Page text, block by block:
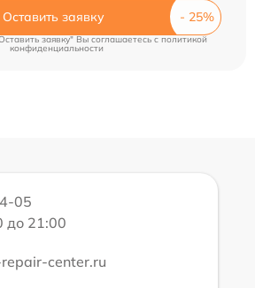
Оставить заявку
заявку" Вы соглашаетесь cполитикой
конфиденциальности
05
до 21:00
center.ru